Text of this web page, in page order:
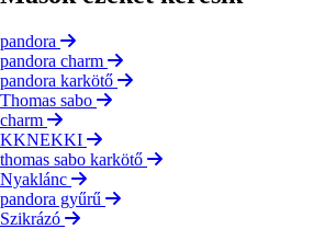
pandora
pandora charm
pandora karkötő
Thomas sabo
charm
KKNEKKI
thomas sabo karkötő
Nyaklánc
pandora gyűrű
Szikrázó